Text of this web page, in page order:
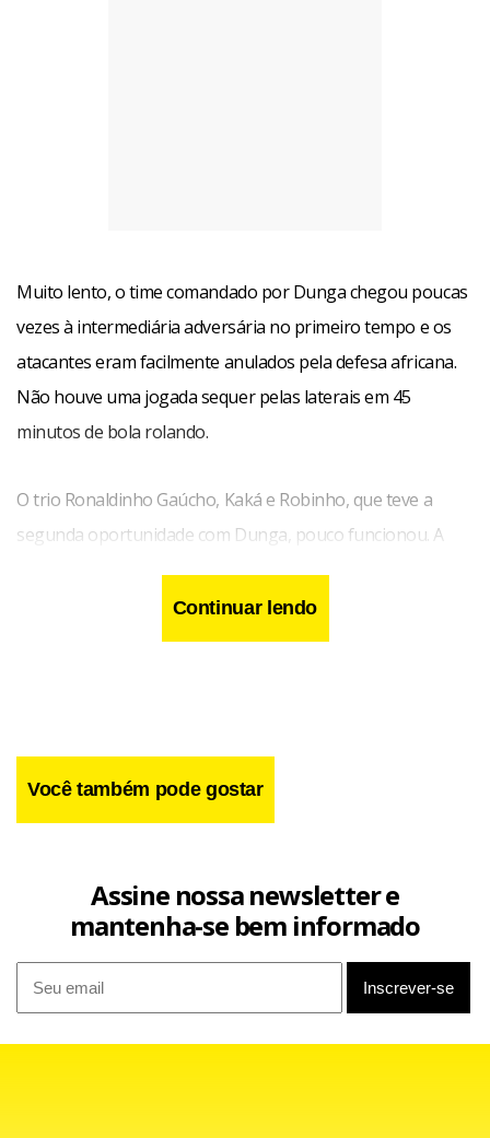
Muito lento, o time comandado por Dunga chegou poucas
vezes à intermediária adversária no primeiro tempo e os
atacantes eram facilmente anulados pela defesa africana.
Não houve uma jogada sequer pelas laterais em 45
minutos de bola rolando.
O trio Ronaldinho Gaúcho, Kaká e Robinho, que teve a
segunda oportunidade com Dunga, pouco funcionou. A
única vez em que os três participaram de uma mesma
jogada foi aos 12 minutos, quando Ronaldinho e Robinho
tabelaram e Vagner Love ajeitou para Kaká chutar por
Continuar lendo
Você também pode gostar
Assine nossa newsletter e
mantenha-se bem informado